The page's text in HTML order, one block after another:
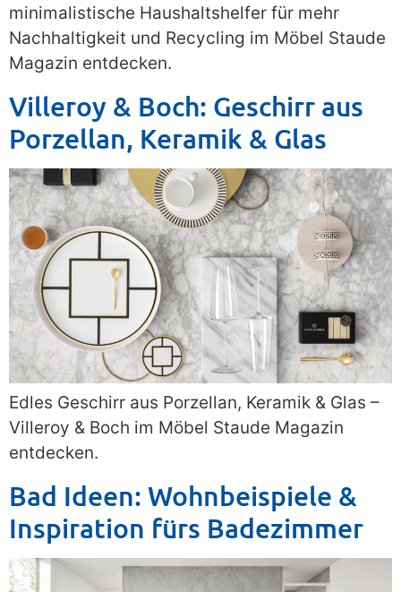
minimalistische Haushaltshelfer für mehr
Nachhaltigkeit und Recycling im Möbel Staude
Magazin entdecken.
Villeroy & Boch: Geschirr aus
Porzellan, Keramik & Glas
Edles Geschirr aus Porzellan, Keramik & Glas –
Villeroy & Boch im Möbel Staude Magazin
entdecken.
Bad Ideen: Wohnbeispiele &
Inspiration fürs Badezimmer